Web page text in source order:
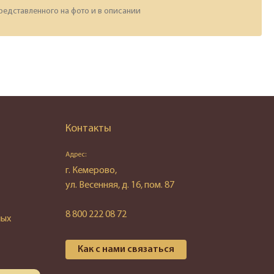
на фото и в описании
Контакты
Адрес:
г. Кемерово,
ул. Весенняя, д. 16, пом. 87
8 800 222 08 72
Как с нами связаться